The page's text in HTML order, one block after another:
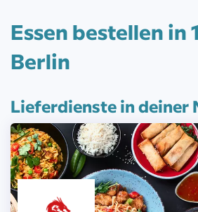
Essen bestellen in
Berlin
Lieferdienste in deiner